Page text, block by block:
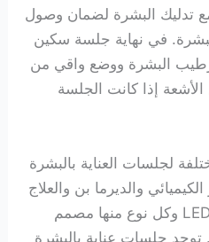
تدليك البشرة لضمان وصول
في نهاية جلسة سكين
البشرة ووضع واقي من
إذا كانت الجلسة
لجلسات العناية بالبشرة
والديرما بن والعلاج
بالابر والعلاج بأشعة الضوء LED وكل نوع منها مصمم
توجد جلسات عناية بالبشرة